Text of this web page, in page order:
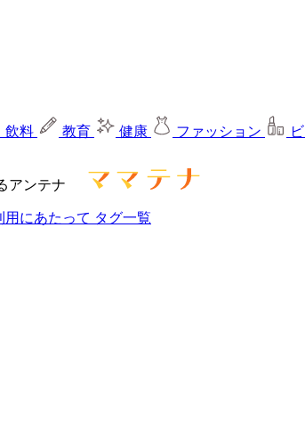
飲料 教育 健康 ファッション
アンテナ
用にあたって タグ一覧